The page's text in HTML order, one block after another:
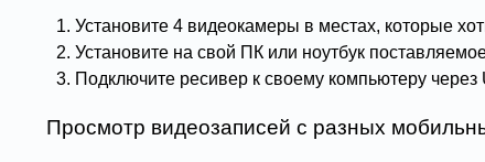
Установите 4 видеокамеры в местах, которые
Установите на свой ПК или ноутбук
Подключите ресивер к своему компьютеру
Просмотр видеозаписей с разных